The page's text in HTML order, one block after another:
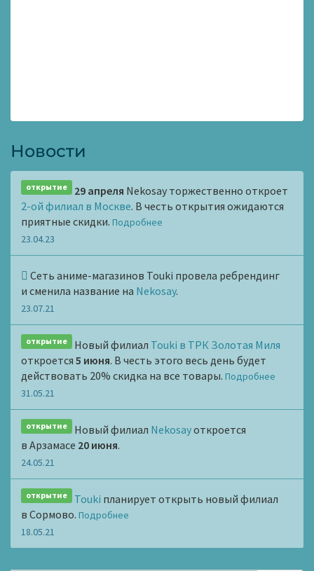
Новости
открытие 29 апреля Nekosay торжественно откроет
2-ой филиал в Москве. В честь открытия ожидаются
приятные скидки. Подробнее
23.04.23
Сеть аниме-магазинов Touki провела ребрендинг
и сменила название на Nekosay.
23.07.21
открытие Новый филиал Touki в ТРК Золотая Миля
откроется 5 июня. В честь этого весь день будет
действовать 20% скидка на все товары. Подробнее
31.05.21
открытие Новый филиал Nekosayоткроется
в Арзамасе 20 июня.
24.05.21
открытие Touki планирует открыть новый филиал
в Сормово. Подробнее
18.05.21